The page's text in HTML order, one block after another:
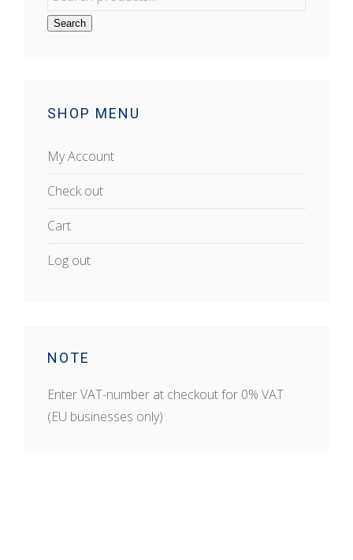
Search
SHOP MENU
My Account
Check out
Cart
Log out
NOTE
Enter VAT-number at checkout for 0% VAT
(EU businesses only)